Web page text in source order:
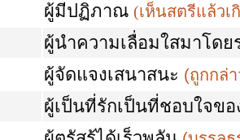
ผู้มีปฏิภาณ (เห็นสตรีแล้ว
ผู้นำความเลื่อมใสมาโดย
ผู้จัดแจงเสนาสนะ (ถูกกล่
ผู้เป็นที่รักเป็นที่ชอบใจขอ